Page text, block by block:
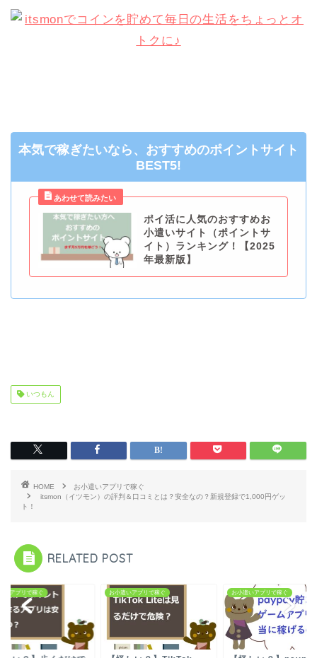
本気で稼ぎたいなら、おすすめのポイントサイト
BEST5!
ポイ活に人気のおすすめお
小遣いサイト（ポイントサ
イト）ランキング！【2025
年最新版】
いつもん
HOME
お小遣いアプリで稼ぐ
itsmon（イツモン）の評判＆口コミとは？安全なの？新規登録で1,000円ゲッ
ト！
RELATED POST
いアプリで稼ぐ お小遣いアプリで稼ぐ お小遣いアプリで稼ぐ